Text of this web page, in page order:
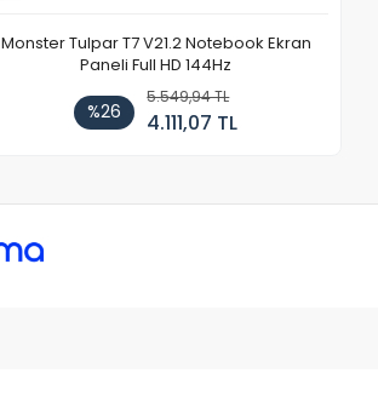
Monster Tulpar T7 V21.2 Notebook Ekran
Paneli Full HD 144Hz
%26
5.549,94 TL
4.111,07 TL